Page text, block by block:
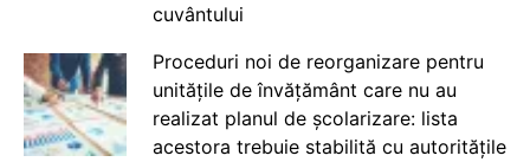
cuvântului
Proceduri noi de reorganizare pentru
unitățile de învățământ care nu au
realizat planul de școlarizare: lista
acestora trebuie stabilită cu autoritățile